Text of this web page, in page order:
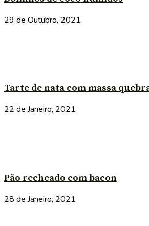
29 de Outubro, 2021
Tarte de nata com massa
22 de Janeiro, 2021
Pão recheado com bacon
28 de Janeiro, 2021